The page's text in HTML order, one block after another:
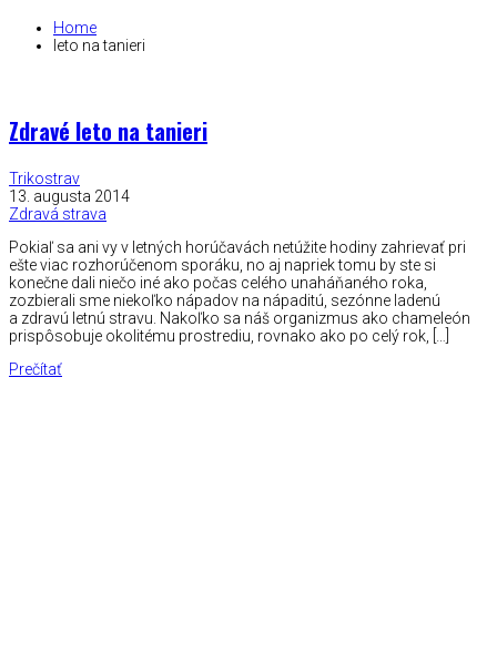
Home
leto na tanieri
Zdravé leto na tanieri
Trikostrav
13. augusta 2014
Zdravá strava
Pokiaľ sa ani vy v letných horúčavách netúžite hodiny zahrievať pri
ešte viac rozhorúčenom sporáku, no aj napriek tomu by ste si
konečne dali niečo iné ako počas celého unaháňaného roka,
zozbierali sme niekoľko nápadov na nápaditú, sezónne ladenú
a zdravú letnú stravu. Nakoľko sa náš organizmus ako chameleón
prispôsobuje okolitému prostrediu, rovnako ako po celý rok, […]
Prečítať